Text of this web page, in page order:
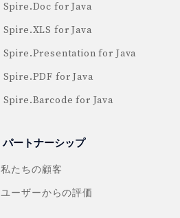
Spire.Doc for Java
Spire.XLS for Java
Spire.Presentation for Java
Spire.PDF for Java
Spire.Barcode for Java
パートナーシップ
私たちの顧客
ユーザーからの評価